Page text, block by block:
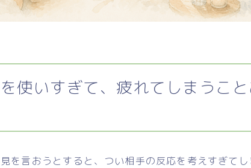
使いすぎて、疲れてしまうこ
を言おうとすると、つい相手の反応を考えすぎてし